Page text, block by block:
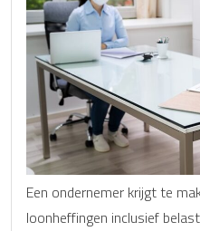
Een ondernemer krijgt te
loonheffingen inclusief